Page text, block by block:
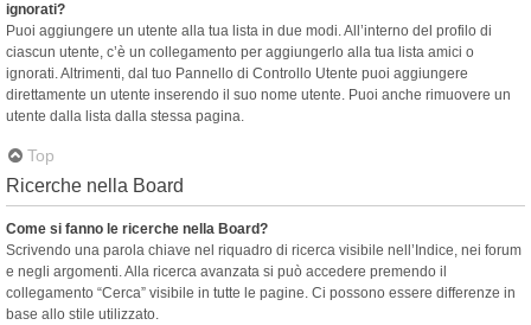
ignorati?
Puoi aggiungere un utente alla tua lista in due modi. All’interno del profilo di
ciascun utente, c’è un collegamento per aggiungerlo alla tua lista amici o
ignorati. Altrimenti, dal tuo Pannello di Controllo Utente puoi aggiungere
direttamente un utente inserendo il suo nome utente. Puoi anche rimuovere un
utente dalla lista dalla stessa pagina.
Top
Ricerche nella Board
Come si fanno le ricerche nella Board?
Scrivendo una parola chiave nel riquadro di ricerca visibile nell’Indice, nei forum
e negli argomenti. Alla ricerca avanzata si può accedere premendo il
collegamento “Cerca” visibile in tutte le pagine. Ci possono essere differenze in
base allo stile utilizzato.